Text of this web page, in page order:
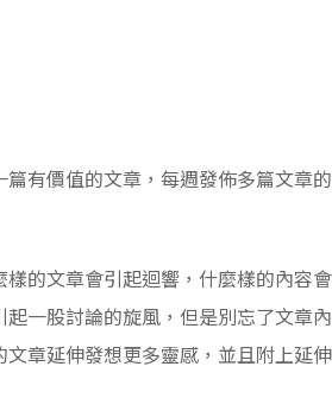
有價值的文章，每週發佈多篇文章
的文章會引起迴響，什麼樣的內容
一股討論的旋風，但是別忘了文章
章延伸發想更多靈感，並且附上延